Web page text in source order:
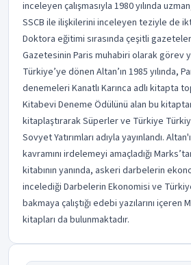
inceleyen çalışmasıyla 1980 yılında
SSCB ile ilişkilerini inceleyen teziyle de
Doktora eğitimi sırasında çeşitli
Gazetesinin Paris muhabiri olarak görev
Türkiye’ye dönen Altan’ın 1985 yılında,
denemeleri Kanatlı Karınca adlı kitapta
Kitabevi Deneme Ödülünü alan bu
kitaplaştırarak Süperler ve Türkiye
Sovyet Yatırımları adıyla yayınlandı.
kavramını irdelemeyi amaçladığı
kitabının yanında, askeri darbelerin
incelediği Darbelerin Ekonomisi ve
bakmaya çalıştığı edebi yazılarını içeren
kitapları da bulunmaktadır.